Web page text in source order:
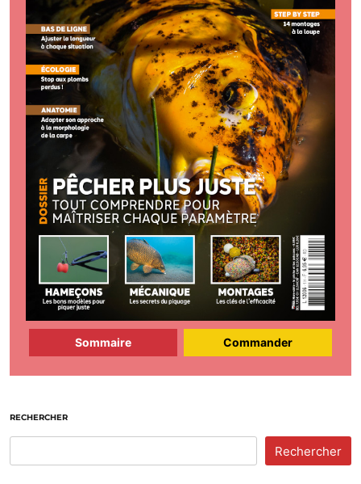
Sommaire Commander
RECHERCHER
Rechercher